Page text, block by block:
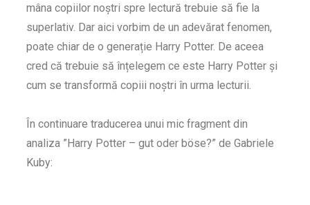
mâna copiilor noștri spre lectură trebuie să fie la
superlativ. Dar aici vorbim de un adevărat fenomen,
poate chiar de o generație Harry Potter. De aceea
cred că trebuie să înțelegem ce este Harry Potter și
cum se transformă copiii noștri în urma lecturii.
În continuare traducerea unui mic fragment din
analiza ”Harry Potter – gut oder böse?” de Gabriele
Kuby: